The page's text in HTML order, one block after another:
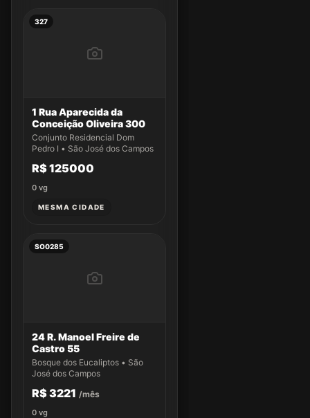
327
1 Rua Aparecida da
Conceição Oliveira 300
Conjunto Residencial Dom
Pedro I • São José dos Campos
R$ 125000
0 vg
MESMA CIDADE
SO0285
24 R. Manoel Freire de
Castro 55
Bosque dos Eucaliptos • São
José dos Campos
R$ 3221 /mês
0 vg